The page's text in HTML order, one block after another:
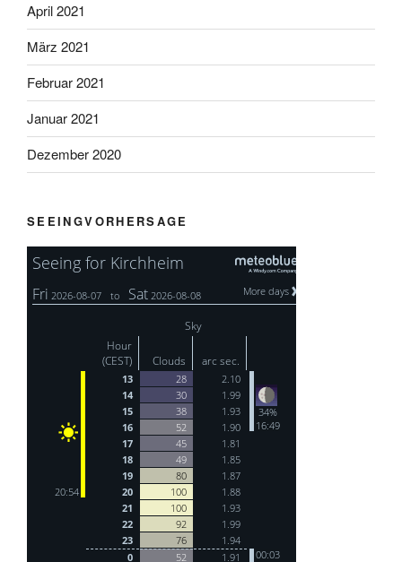
April 2021
März 2021
Februar 2021
Januar 2021
Dezember 2020
SEEINGVORHERSAGE